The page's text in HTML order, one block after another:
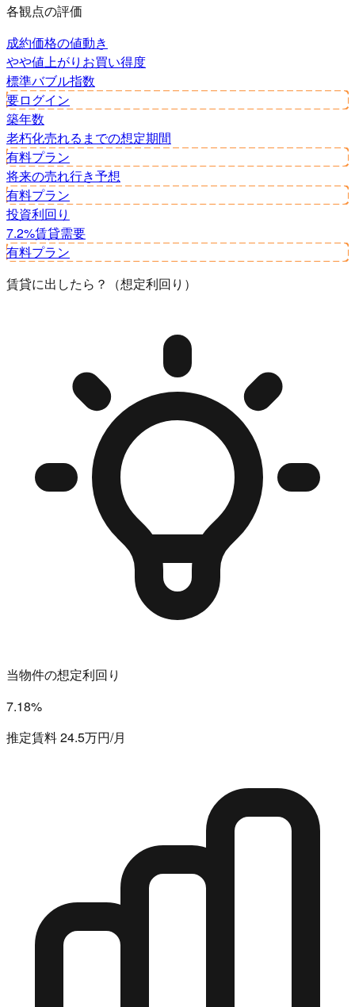
各観点の評価
成約価格の値動き
やや値上がり お買い得度
標準バブル指数
要ログイン
築年数
老朽化売れるまでの想定期間
有料プラン
将来の売れ行き予想
有料プラン
投資利回り
7.2%賃貸需要
有料プラン
賃貸に出したら？（想定利回り）
当物件の想定利回り
7.18%
推定賃料 24.5万円/月